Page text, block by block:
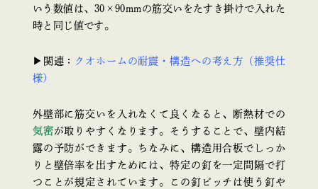
いう数値は、30×90mmの筋交いをたすき掛けで入れた
時と同じ値です。
▶関連：
クオホームの耐震・構造への考え方（推奨仕
様）
外壁部に筋交いを入れなくて良くなると、断熱材での
気密が取りやすくなります。そうすることで、壁内結
露の予防ができます。ちなみに、構造用合板でしっか
りと壁倍率を出すためには、特定の釘を一定間隔で打
つことが規定されています。この釘ピッチは使う釘や